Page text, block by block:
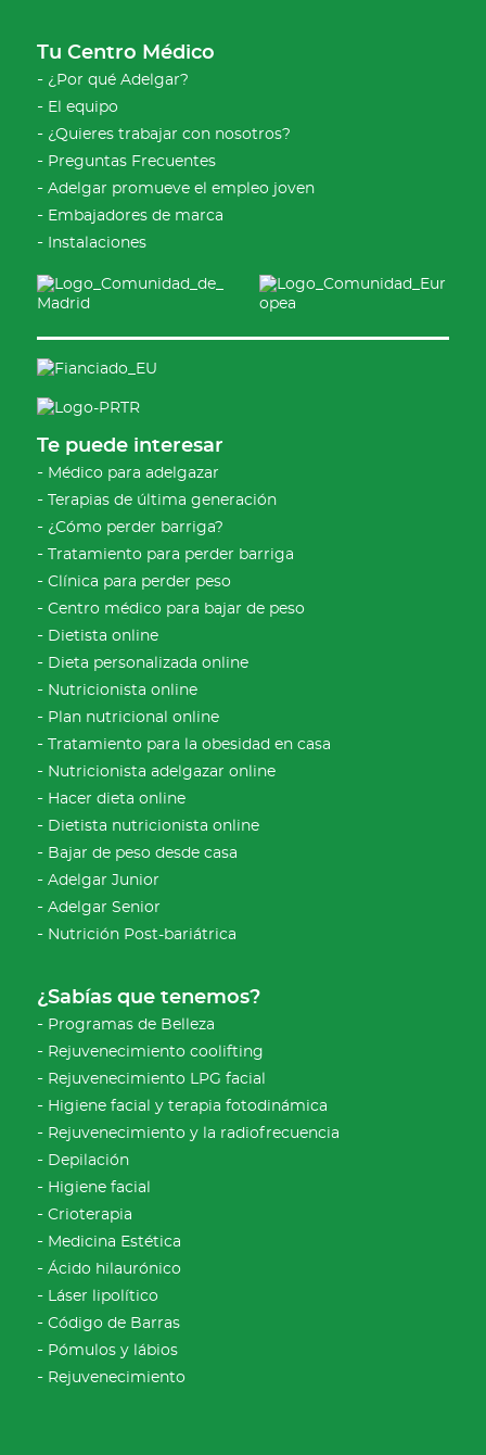
Tu Centro Médico
¿Por qué Adelgar?
El equipo
¿Quieres trabajar con nosotros?
Preguntas Frecuentes
Adelgar promueve el empleo joven
Embajadores de marca
Instalaciones
Te puede interesar
Médico para adelgazar
Terapias de última generación
¿Cómo perder barriga?
Tratamiento para perder barriga
Clínica para perder peso
Centro médico para bajar de peso
Dietista online
Dieta personalizada online
Nutricionista online
Plan nutricional online
Tratamiento para la obesidad en casa
Nutricionista adelgazar online
Hacer dieta online
Dietista nutricionista online
Bajar de peso desde casa
Adelgar Junior
Adelgar Senior
Nutrición Post-bariátrica
¿Sabías que tenemos?
Programas de Belleza
Rejuvenecimiento coolifting
Rejuvenecimiento LPG facial
Higiene facial y terapia fotodinámica
Rejuvenecimiento y la radiofrecuencia
Depilación
Higiene facial
Crioterapia
Medicina Estética
Ácido hilaurónico
Láser lipolítico
Código de Barras
Pómulos y lábios
Rejuvenecimiento